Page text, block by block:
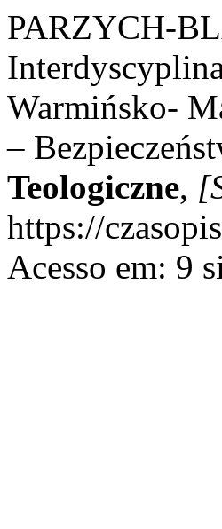
PARZYCH-
Warmińsko-
–
Teologiczne,
https://
Acesso em: 9